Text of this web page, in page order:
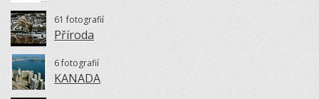
61 fotografií
Příroda
6 fotografií
KANADA